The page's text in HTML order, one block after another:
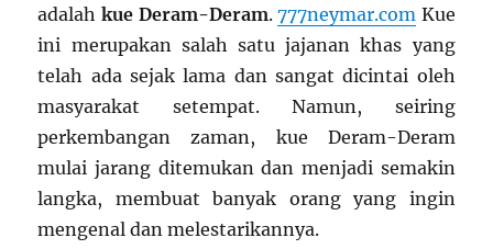
adalah kue Deram-Deram.777neymar.com Kue
ini merupakan salah satu jajanan khas yang
telah ada sejak lama dan sangat dicintai oleh
masyarakat setempat. Namun, seiring
perkembangan zaman, kue Deram-Deram
mulai jarang ditemukan dan menjadi semakin
langka, membuat banyak orang yang ingin
mengenal dan melestarikannya.